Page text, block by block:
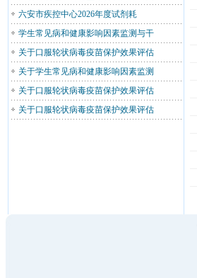
六安市疾控中心2026年度试剂耗
学生常见病和健康影响因素监测与干
关于口服轮状病毒疫苗保护效果评估
关于学生常见病和健康影响因素监测
关于口服轮状病毒疫苗保护效果评估
关于口服轮状病毒疫苗保护效果评估